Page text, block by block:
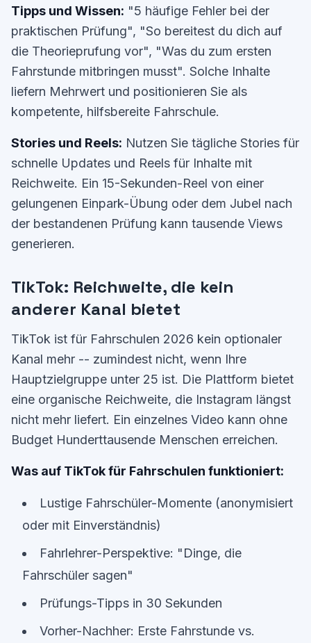
Tipps und Wissen: "5 häufige Fehler bei der
praktischen Prüfung", "So bereitest du dich auf
die Theorieprufung vor", "Was du zum ersten
Fahrstunde mitbringen musst". Solche Inhalte
liefern Mehrwert und positionieren Sie als
kompetente, hilfsbereite Fahrschule.
Stories und Reels: Nutzen Sie tägliche Stories für
schnelle Updates und Reels für Inhalte mit
Reichweite. Ein 15-Sekunden-Reel von einer
gelungenen Einpark-Übung oder dem Jubel nach
der bestandenen Prüfung kann tausende Views
generieren.
TikTok: Reichweite, die kein
anderer Kanal bietet
TikTok ist für Fahrschulen 2026 kein optionaler
Kanal mehr -- zumindest nicht, wenn Ihre
Hauptzielgruppe unter 25 ist. Die Plattform bietet
eine organische Reichweite, die Instagram längst
nicht mehr liefert. Ein einzelnes Video kann ohne
Budget Hunderttausende Menschen erreichen.
Was auf TikTok für Fahrschulen funktioniert:
Lustige Fahrschüler-Momente (anonymisiert
oder mit Einverständnis)
Fahrlehrer-Perspektive: "Dinge, die
Fahrschüler sagen"
Prüfungs-Tipps in 30 Sekunden
Vorher-Nachher: Erste Fahrstunde vs.